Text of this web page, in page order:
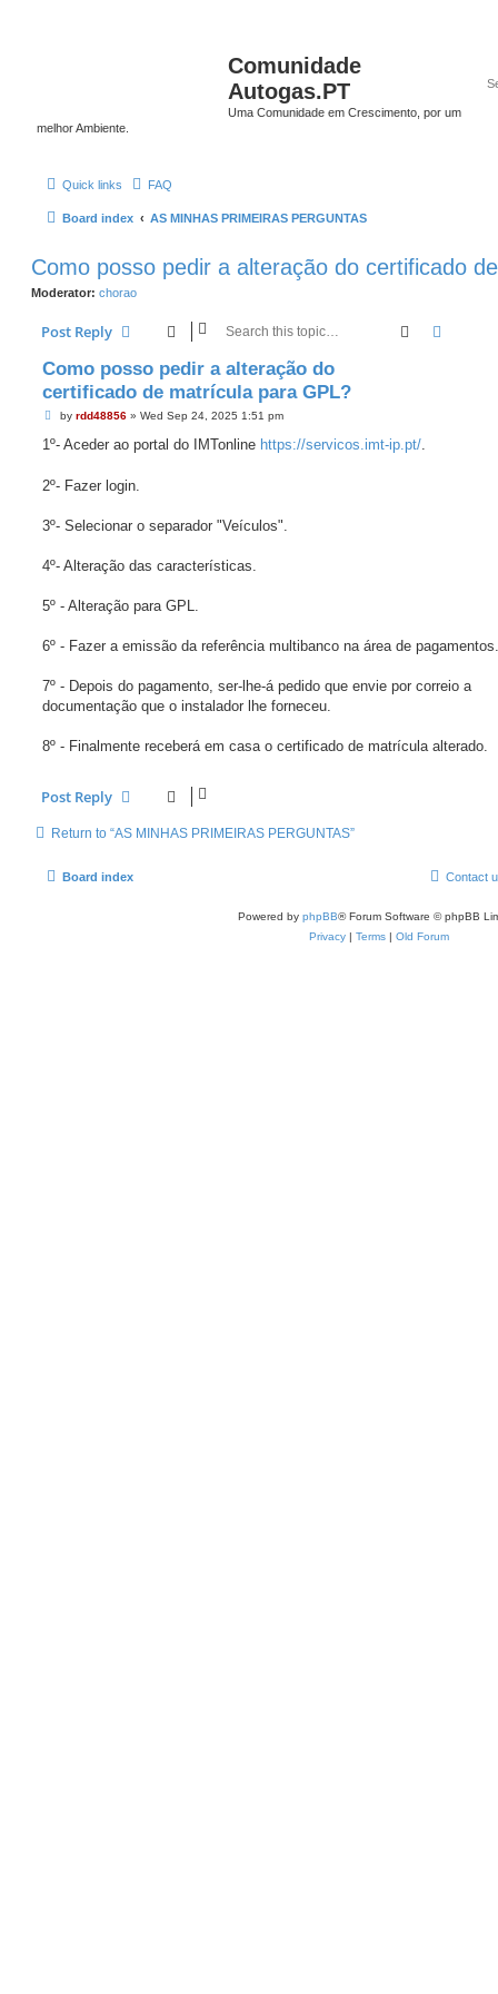
Comunidade
Autogas.PT
Uma Comunidade em Crescimento, por um
melhor Ambiente.
Quick links FAQ
Board index AS MINHAS PRIMEIRAS PERGUNTAS
Como posso pedir a alteração do certificado
Moderator: chorao
Post Reply Search
Como posso pedir a alteração do
certificado de matrícula para GPL?
P
s
by rdd48856» Wed Sep 24, 2025 1:51 pm
1º- Aceder ao portal do IMTonline https://servicos.imt-ip.pt/.
2º- Fazer login.
3º- Selecionar o separador "Veículos".
4º- Alteração das características.
5º - Alteração para GPL.
6º - Fazer a emissão da referência multibanco na área de pagamentos.
7º - Depois do pagamento, ser-lhe-á pedido que envie por correio a
documentação que o instalador lhe forneceu.
8º - Finalmente receberá em casa o certificado de matrícula alterado.
Post Reply
Return to “AS MINHAS PRIMEIRAS PERGUNTAS”
Board index Contact
Powered by phpBB® Forum Software © phpBB
Privacy| Terms| Old Forum